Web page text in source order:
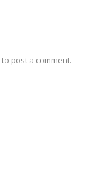
to post a comment.